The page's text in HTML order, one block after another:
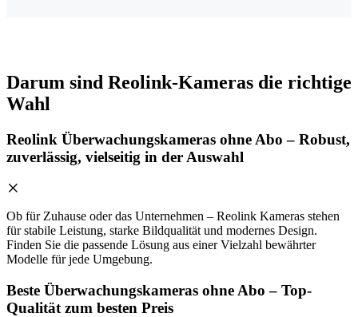
Darum sind Reolink-Kameras die richtige
Wahl
Reolink Überwachungskameras ohne Abo – Robust,
zuverlässig, vielseitig in der Auswahl
Ob für Zuhause oder das Unternehmen – Reolink Kameras stehen
für stabile Leistung, starke Bildqualität und modernes Design.
Finden Sie die passende Lösung aus einer Vielzahl bewährter
Modelle für jede Umgebung.
Beste Überwachungskameras ohne Abo – Top-
Qualität zum besten Preis